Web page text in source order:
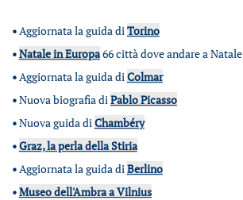
•Aggiornata la guida diTorino
•Natale in Europa66 città dove andare a Natale
•Aggiornata la guida diColmar
•Nuova biografia diPablo Picasso
•Nuova guida diChambéry
•Graz, la perla della Stiria
•Aggiornata la guida diBerlino
•Museo dell'Ambra a Vilnius